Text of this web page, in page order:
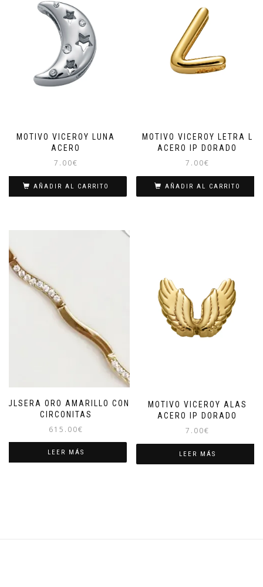
MOTIVO VICEROY LUNA
ACERO
7.00€
AÑADIR AL CARRITO
MOTIVO VICEROY LETRA L
ACERO IP DORADO
7.00€
AÑADIR AL CARRITO
PULSERA ORO AMARILLO CON
CIRCONITAS
615.00€
LEER MÁS
MOTIVO VICEROY ALAS
ACERO IP DORADO
7.00€
LEER MÁS